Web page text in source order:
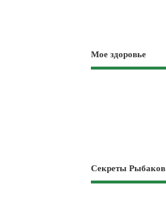
Мое здоровье
Секреты Рыбаков